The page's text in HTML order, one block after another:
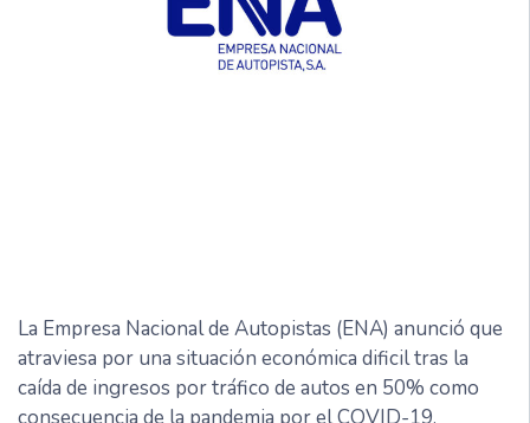
La Empresa Nacional de Autopistas (ENA) anunció que
atraviesa por una situación económica dificil tras la
caída de ingresos por tráfico de autos en 50% como
consecuencia de la pandemia por el COVID-19.